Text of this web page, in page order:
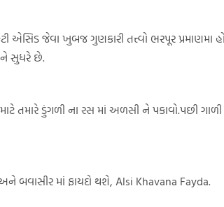
એસિડ જેવા ખુબજ ગુણકારી તત્ત્વો ભરપૂર
ને સુધરે છે.
ડુંગળી ના રસ માં અળસી ને પકાવો.પછી ગાળી
માં ફાયદો થશે, Alsi Khavana Fayda.